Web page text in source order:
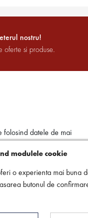
nostru!
oferte si produse.
folosind datele de mai
modulele cookie
o experienta mai buna
butonul de